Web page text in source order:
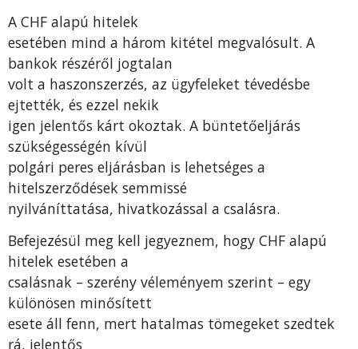
A CHF alapú hitelek
esetében mind a három kitétel megvalósult. A
bankok részéről jogtalan
volt a haszonszerzés, az ügyfeleket tévedésbe
ejtették, és ezzel nekik
igen jelentős kárt okoztak. A büntetőeljárás
szükségességén kívül
polgári peres eljárásban is lehetséges a
hitelszerződések semmissé
nyilváníttatása, hivatkozással a csalásra.
Befejezésül meg kell jegyeznem, hogy CHF alapú
hitelek esetében a
csalásnak – szerény véleményem szerint – egy
különösen minősített
esete áll fenn, mert hatalmas tömegeket szedtek
rá, jelentős